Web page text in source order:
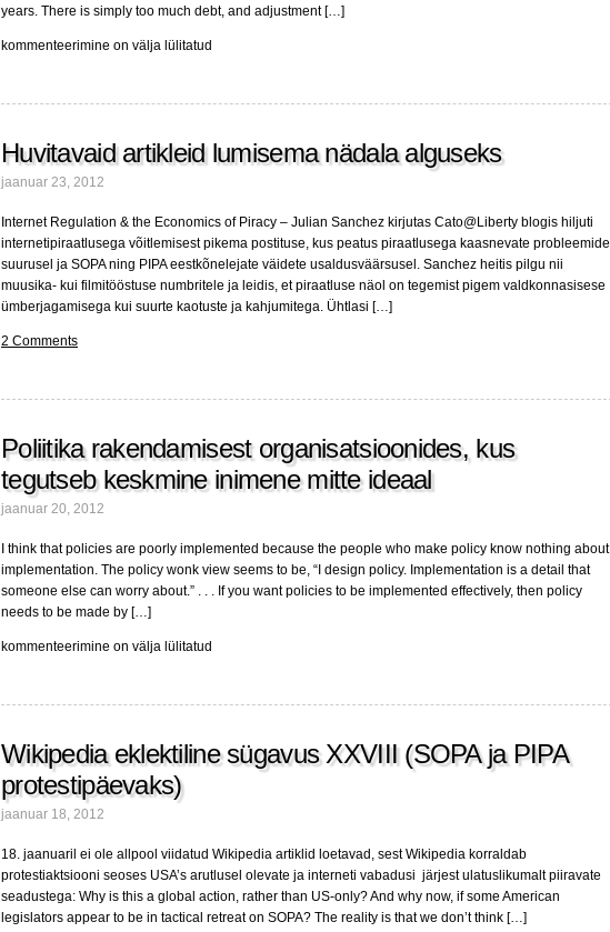
years. There is simply too much debt, and adjustment […]
Ilustamata
eurolala
kommenteerimine on välja lülitatud
Huvitavaid artikleid lumisema nädala alguseks
jaanuar 23, 2012
Internet Regulation & the Economics of Piracy – Julian Sanchez kirjutas Cato@Liberty blogis hiljuti
internetipiraatlusega võitlemisest pikema postituse, kus peatus piraatlusega kaasnevate probleemide
suurusel ja SOPA ning PIPA eestkõnelejate väidete usaldusväärsusel. Sanchez heitis pilgu nii
muusika- kui filmitööstuse numbritele ja leidis, et piraatluse näol on tegemist pigem valdkonnasisese
ümberjagamisega kui suurte kaotuste ja kahjumitega. Ühtlasi […]
2 Comments
Poliitika rakendamisest organisatsioonides, kus
tegutseb keskmine inimene mitte ideaal
jaanuar 20, 2012
I think that policies are poorly implemented because the people who make policy know nothing about
implementation. The policy wonk view seems to be, “I design policy. Implementation is a detail that
someone else can worry about.” . . . If you want policies to be implemented effectively, then policy
needs to be made by […]
Poliitika
kus
keskmine
mitte
ideaal
kommenteerimine on välja lülitatud
Wikipedia eklektiline sügavus XXVIII (SOPA ja PIPA
protestipäevaks)
jaanuar 18, 2012
18. jaanuaril ei ole allpool viidatud Wikipedia artiklid loetavad, sest Wikipedia korraldab
protestiaktsiooni seoses USA’s arutlusel olevate ja interneti vabadusi järjest ulatuslikumalt piiravate
seadustega: Why is this a global action, rather than US-only? And why now, if some American
legislators appear to be in tactical retreat on SOPA? The reality is that we don’t think […]